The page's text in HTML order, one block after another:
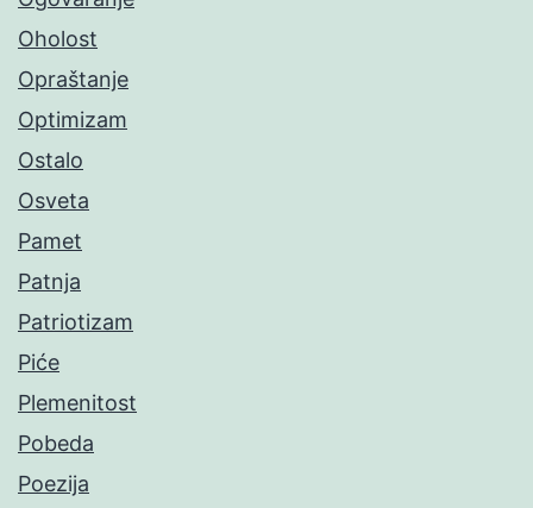
Oholost
Opraštanje
Optimizam
Ostalo
Osveta
Pamet
Patnja
Patriotizam
Piće
Plemenitost
Pobeda
Poezija